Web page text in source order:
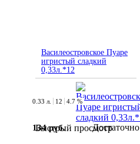
Василеостровское Пуаре
игристый сладкий
0,33л.*12
Быстрый просмотр
0.33 л. 12 4.7 %
134 руб. Достаточно